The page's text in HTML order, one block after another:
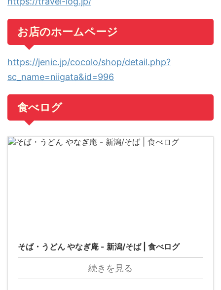
お店のホームページ
https://jenic.jp/cocolo/shop/detail.php?
sc_name=niigata&id=996
食べログ
そば・うどん やなぎ庵 - 新潟/そば | 食べログ
続きを見る